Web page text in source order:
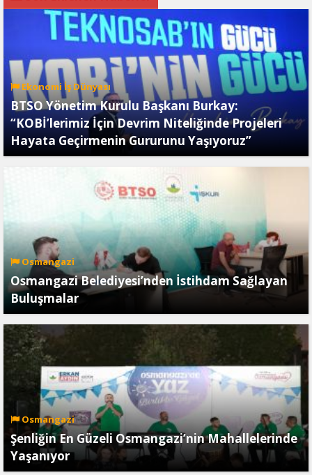
Ekonomi İş Dünyası
BTSO Yönetim Kurulu Başkanı Burkay:
“KOBİ’lerimiz İçin Devrim Niteliğinde Projeleri
Hayata Geçirmenin Gururunu Yaşıyoruz”
Osmangazi
Osmangazi Belediyesi’nden İstihdam Sağlayan
Buluşmalar
Osmangazi
Şenliğin En Güzeli Osmangazi’nin Mahallelerinde
Yaşanıyor